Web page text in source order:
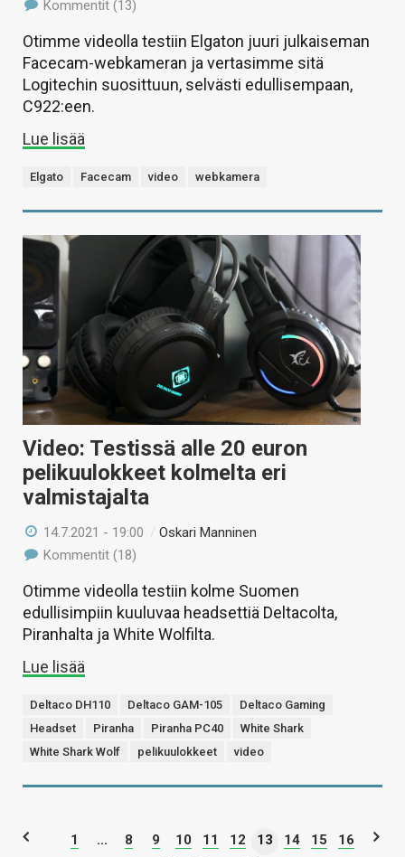
Kommentit (13)
Otimme videolla testiin Elgaton juuri julkaiseman
Facecam-webkameran ja vertasimme sitä
Logitechin suosittuun, selvästi edullisempaan,
C922:een.
Lue lisää
Elgato Facecam video webkamera
Video: Testissä alle 20 euron
pelikuulokkeet kolmelta eri
valmistajalta
14.7.2021 - 19:00 /Oskari Manninen
Kommentit (18)
Otimme videolla testiin kolme Suomen
edullisimpiin kuuluvaa headsettiä Deltacolta,
Piranhalta ja White Wolfilta.
Lue lisää
Deltaco DH110 Deltaco GAM-105
Deltaco Gaming
Headset
Piranha Piranha PC40
White Shark
White Shark Wolf
pelikuulokkeet video
1 ... 8 9 10 11 12 13 14 15
16